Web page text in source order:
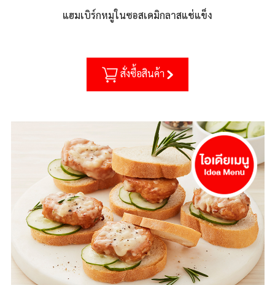
แฮมเบิร์กหมูในซอสเดมิกลาสแช่แข็ง
สั่งซื้อสินค้า